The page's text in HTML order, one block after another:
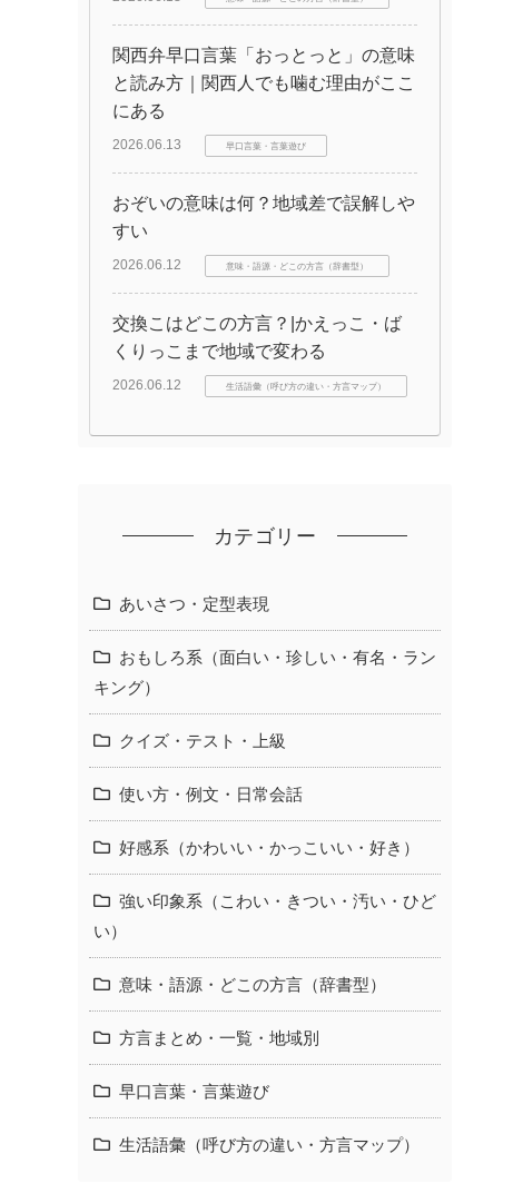
関西弁早口言葉「おっとっと」の意味
と読み方｜関西人でも噛む理由がここ
にある
2026.06.13 早口言葉・言葉遊び
おぞいの意味は何？地域差で誤解しや
すい
2026.06.12 意味・語源・どこの方言（辞書型）
交換こはどこの方言？|かえっこ・ば
くりっこまで地域で変わる
2026.06.12 生活語彙（呼び方の違い・方言マップ）
カテゴリー
あいさつ・定型表現
おもしろ系（面白い・珍しい・有名・ラン
キング）
クイズ・テスト・上級
使い方・例文・日常会話
好感系（かわいい・かっこいい・好き）
強い印象系（こわい・きつい・汚い・ひど
い）
意味・語源・どこの方言（辞書型）
方言まとめ・一覧・地域別
早口言葉・言葉遊び
生活語彙（呼び方の違い・方言マップ）